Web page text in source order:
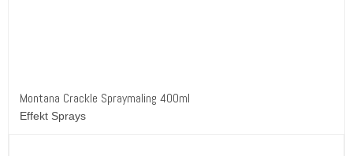
Montana Crackle Spraymaling 400ml
Effekt Sprays